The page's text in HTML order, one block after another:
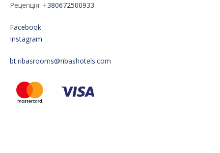
Рецепція: +380672500933
Facebook
Instagram
bt.ribasrooms@ribashotels.com